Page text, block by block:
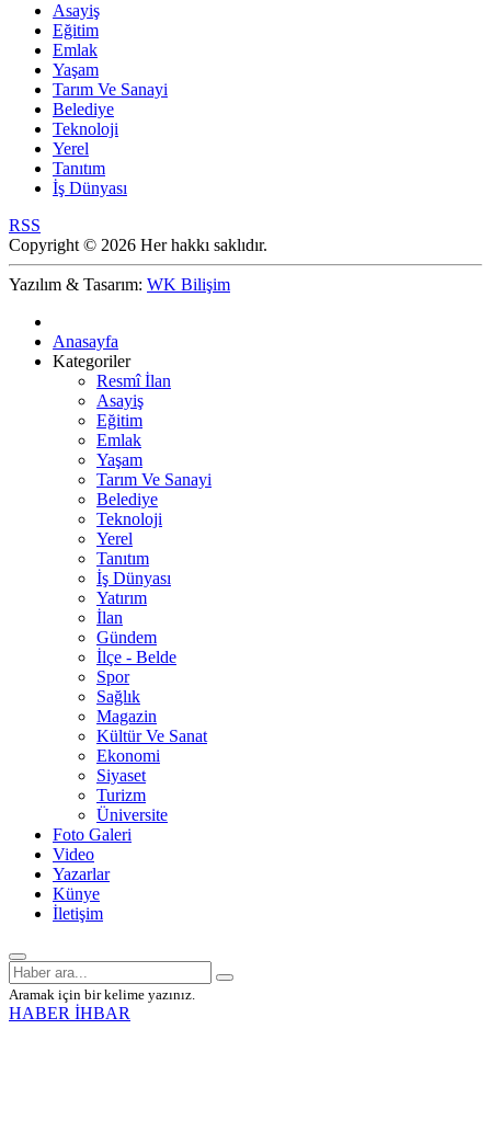
Asayiş
Eğitim
Emlak
Yaşam
Tarım Ve Sanayi
Belediye
Teknoloji
Yerel
Tanıtım
İş Dünyası
RSS
Copyright © 2026 Her hakkı saklıdır.
Yazılım & Tasarım: WK Bilişim
Anasayfa
Kategoriler
Resmî İlan
Asayiş
Eğitim
Emlak
Yaşam
Tarım Ve Sanayi
Belediye
Teknoloji
Yerel
Tanıtım
İş Dünyası
Yatırım
İlan
Gündem
İlçe - Belde
Spor
Sağlık
Magazin
Kültür Ve Sanat
Ekonomi
Siyaset
Turizm
Üniversite
Foto Galeri
Video
Yazarlar
Künye
İletişim
Aramak için bir kelime yazınız.
HABER İHBAR